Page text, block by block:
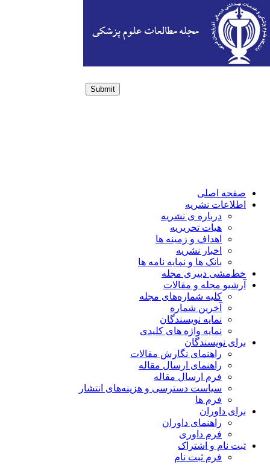
Submit
صفحه اصلی
اطلاعات نشریه
درباره ی نشریه
هیات تحریریه
اهداف و زمینه ها
اخبار نشریه
بانک ها و نمایه نامه ها
خط‌مشی دبیری مجله
آرشیو مجله و مقالات
کلیه شماره‌های مجله
آخرین شماره
نمایه نویسندگان
نمایه واژه های کلیدی
برای نویسندگان
راهنمای نگارش مقالات
راهنمای ارسال مقاله
فرم ارسال مقاله
سیاست دسترسی و هزینه‌های انتشار
فرم ها
برای داوران
راهنمای داوران
فرم داوری
ثبت نام و اشتراک
فرم ثبت نام